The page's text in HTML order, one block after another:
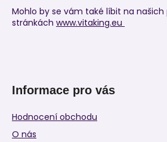
Mohlo by se vám také líbit na
stránkách www.vitaking.eu
Informace pro vás
Hodnocení obchodu
O nás